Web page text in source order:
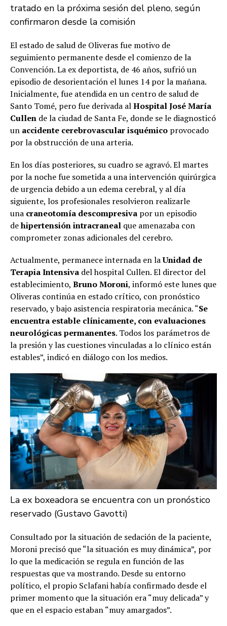
tratado en la próxima sesión del pleno, según
confirmaron desde la comisión
El estado de salud de Oliveras fue motivo de
seguimiento permanente desde el comienzo de la
Convención. La ex deportista, de 46 años, sufrió un
episodio de desorientación el lunes 14 por la mañana.
Inicialmente, fue atendida en un centro de salud de
Santo Tomé, pero fue derivada alHospital José María
Cullen de la ciudad de Santa Fe, donde se le diagnosticó
un accidente cerebrovascular isquémico provocado
por la obstrucción de una arteria.
En los días posteriores, su cuadro se agravó. El martes
por la noche fue sometida a una intervención quirúrgica
de urgencia debido a un edema cerebral, y al día
siguiente, los profesionales resolvieron realizarle
una craneotomía descompresiva por un episodio
dehipertensión intracraneal que amenazaba con
comprometer zonas adicionales del cerebro.
Actualmente, permanece internada en laUnidad de
Terapia Intensiva del hospital Cullen. El director del
establecimiento, Bruno Moroni, informó este lunes que
Oliveras continúa en estado crítico, con pronóstico
reservado, y bajo asistencia respiratoria mecánica. “Se
encuentra estable clínicamente, con evaluaciones
neurológicas permanentes. Todos los parámetros de
la presión y las cuestiones vinculadas a lo clínico están
estables”, indicó en diálogo con los medios.
La ex boxeadora se encuentra con un pronóstico
reservado (Gustavo Gavotti)
Consultado por la situación de sedación de la paciente,
Moroni precisó que “la situación es muy dinámica”, por
lo que la medicación se regula en función de las
respuestas que va mostrando. Desde su entorno
político, el propio Sclafani había confirmado desde el
primer momento que la situación era “muy delicada” y
que en el espacio estaban “muy amargados”.